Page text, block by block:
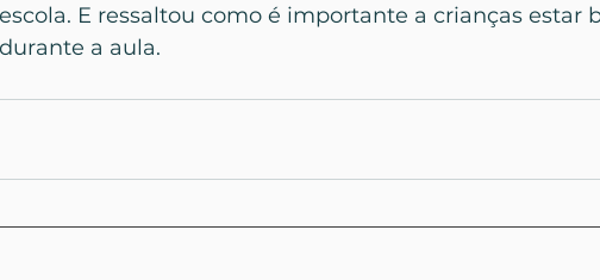
E ressaltou como é importante a crianças estar
a aula.